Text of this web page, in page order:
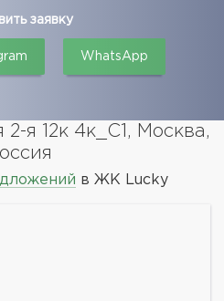
заявку
WhatsApp
2-я 12к 4к_С1, Москва,
в ЖК Lucky